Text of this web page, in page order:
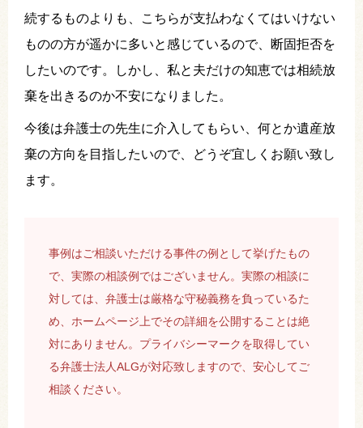
続するものよりも、こちらが支払わなくてはいけない
ものの方が遥かに多いと感じているので、断固拒否を
したいのです。しかし、私と夫だけの知恵では相続放
棄を出きるのか不安になりました。
今後は弁護士の先生に介入してもらい、何とか遺産放
棄の方向を目指したいので、どうぞ宜しくお願い致し
ます。
事例はご相談いただける事件の例として挙げたもの
で、実際の相談例ではございません。実際の相談に
対しては、弁護士は厳格な守秘義務を負っているた
め、ホームページ上でその詳細を公開することは絶
対にありません。プライバシーマークを取得してい
る弁護士法人ALGが対応致しますので、安心してご
相談ください。